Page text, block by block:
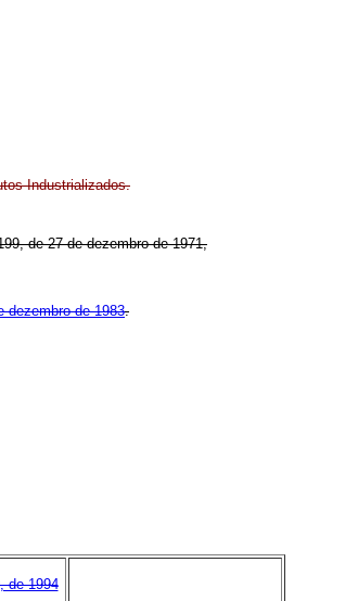
Industrializados.
de 27 de dezembro de 1971,
dezembro de 1983.
de 1994